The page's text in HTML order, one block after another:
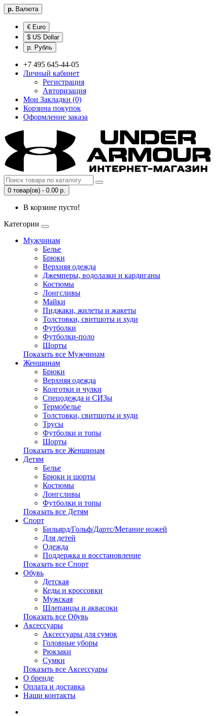
р. Валюта
€ Euro
$ US Dollar
р. Рубль
+7 495 645-44-05
Личный кабинет
Регистрация
Авторизация
Мои Закладки (0)
Корзина покупок
Оформление заказа
0 товар(ов) - 0.00 р.
В корзине пусто!
Категории
Мужчинам
Белье
Брюки
Верхняя одежда
Джемперы, водолазки и кардиганы
Костюмы
Лонгсливы
Майки
Пиджаки, жилеты и жакеты
Толстовки, свитшоты и худи
Футболки
Футболки-поло
Шорты
Показать все Мужчинам
Женщинам
Брюки
Верхняя одежда
Колготки и чулки
Спецодежда и СИЗы
Термобелье
Толстовки, свитшоты и худи
Трусы
Футболки и топы
Шорты
Показать все Женщинам
Детям
Белье
Брюки и шорты
Костюмы
Лонгсливы
Футболки и топы
Показать все Детям
Спорт
Бильярд/Гольф/Дартс/Метание ножей
Для детей
Одежда
Поддержка и восстановление
Показать все Спорт
Обувь
Детская
Кеды и кроссовки
Мужская
Шлепанцы и аквасоки
Показать все Обувь
Аксессуары
Аксессуары для сумок
Головные уборы
Рюкзаки
Сумки
Показать все Аксессуары
О бренде
Оплата и доставка
Наши контакты